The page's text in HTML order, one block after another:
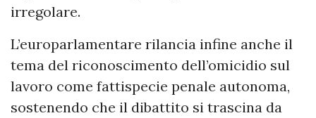
irregolare.
L’europarlamentare rilancia infine anche il
tema del riconoscimento dell’omicidio sul
lavoro come fattispecie penale autonoma,
sostenendo che il dibattito si trascina da